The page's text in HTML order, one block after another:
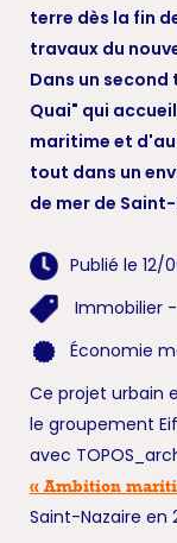
terre dès la fin
travaux du
Dans un second
Quai" qui
maritime et
tout dans un
de mer de
Publié le 12/
Immobilier -
Économie
Ce projet urbain
le groupement
avec
« Ambition
Saint-Nazaire en